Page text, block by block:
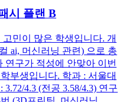
시 플랜 B
민이 많은 학생입니다. 개
ai, 머신러닝 관련) 으로 총
연구가 적성에 안맞아 이번
부생입니다. 학과 : 서울대
4.3 (전공 3.58/4.3) 연구